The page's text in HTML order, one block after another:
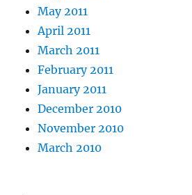
May 2011
April 2011
March 2011
February 2011
January 2011
December 2010
November 2010
March 2010